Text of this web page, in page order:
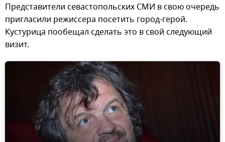
Представители севастопольских СМИ в свою очередь
пригласили режиссера посетить город-герой.
Кустурица пообещал сделать это в свой следующий
визит.